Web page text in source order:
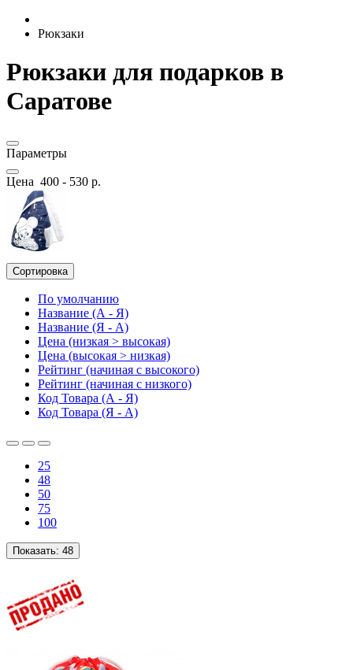
Рюкзаки
Рюкзаки для подарков в
Саратове
Параметры
Цена 400 - 530 р.
Сортировка
По умолчанию
Название (А - Я)
Название (Я - А)
Цена (низкая > высокая)
Цена (высокая > низкая)
Рейтинг (начиная с высокого)
Рейтинг (начиная с низкого)
Код Товара (А - Я)
Код Товара (Я - А)
25
48
50
75
100
Показать: 48